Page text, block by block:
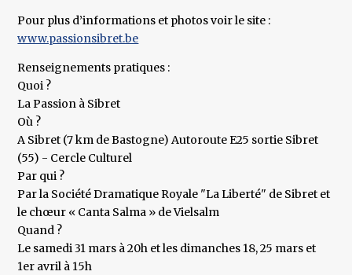
Pour plus d’informations et photos voir le site :
www.passionsibret.be
Renseignements pratiques :
Quoi ?
La Passion à Sibret
Où ?
A Sibret (7 km de Bastogne) Autoroute E25 sortie Sibret
(55) - Cercle Culturel
Par qui ?
Par la Société Dramatique Royale "La Liberté" de Sibret et
le chœur « Canta Salma » de Vielsalm
Quand ?
Le samedi 31 mars à 20h et les dimanches 18, 25 mars et
1er avril à 15h